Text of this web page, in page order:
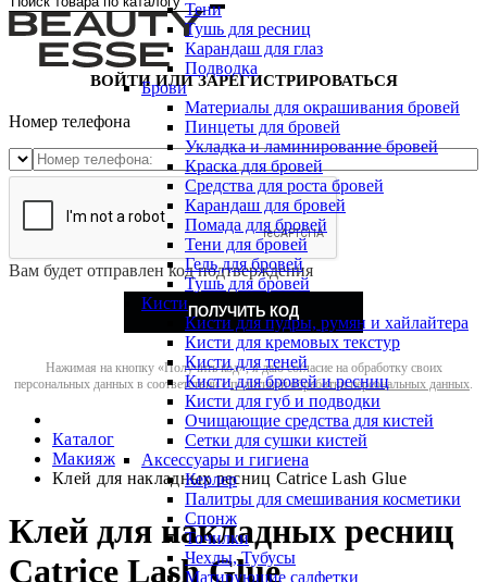
Тени
Тушь для ресниц
Карандаш для глаз
Подводка
Брови
Материалы для окрашивания бровей
Пинцеты для бровей
Укладка и ламинирование бровей
Краска для бровей
Средства для роста бровей
Карандаш для бровей
Помада для бровей
Тени для бровей
Гель для бровей
Тушь для бровей
Кисти
Кисти для пудры, румян и хайлайтера
Кисти для кремовых текстур
Кисти для теней
Кисти для бровей и ресниц
Кисти для губ и подводки
Очищающие средства для кистей
Сетки для сушки кистей
Аксессуары и гигиена
Керлер
Палитры для смешивания косметики
Спонж
Точилки
Чехлы, Тубусы
Матирующие салфетки
ВОЙТИ ИЛИ ЗАРЕГИСТРИРОВАТЬСЯ
Номер телефона
Вам будет отправлен код подтверждения
ПОЛУЧИТЬ КОД
Нажимая на кнопку «Получить код», я даю согласие на обработку своих
персональных данных в соответствии сполитикой обработки персональных данных.
Каталог
Макияж
Клей для накладных ресниц Catrice Lash Glue
Клей для накладных ресниц
Catrice Lash Glue